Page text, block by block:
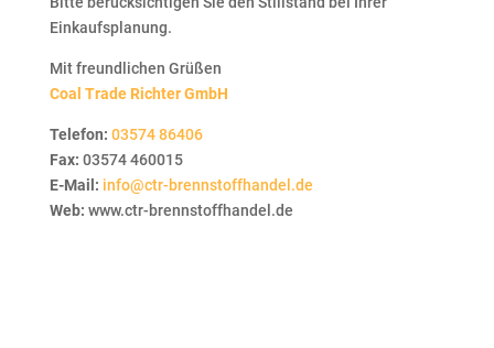
Einkaufsplanung.
Mit freundlichen Grüßen
Coal Trade Richter GmbH
Telefon: 03574 86406
Fax: 03574 460015
E-Mail: info@ctr-brennstoffhandel.de
Web: www.ctr-brennstoffhandel.de